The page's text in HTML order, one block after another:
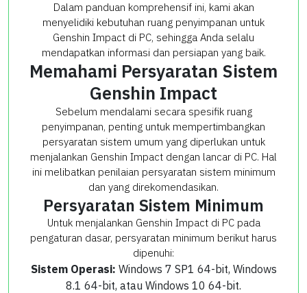
Dalam panduan komprehensif ini, kami akan
menyelidiki kebutuhan ruang penyimpanan untuk
Genshin Impact di PC, sehingga Anda selalu
mendapatkan informasi dan persiapan yang baik.
Memahami Persyaratan Sistem
Genshin Impact
Sebelum mendalami secara spesifik ruang
penyimpanan, penting untuk mempertimbangkan
persyaratan sistem umum yang diperlukan untuk
menjalankan Genshin Impact dengan lancar di PC. Hal
ini melibatkan penilaian persyaratan sistem minimum
dan yang direkomendasikan.
Persyaratan Sistem Minimum
Untuk menjalankan Genshin Impact di PC pada
pengaturan dasar, persyaratan minimum berikut harus
dipenuhi:
Sistem Operasi: Windows 7 SP1 64-bit, Windows
8.1 64-bit, atau Windows 10 64-bit.